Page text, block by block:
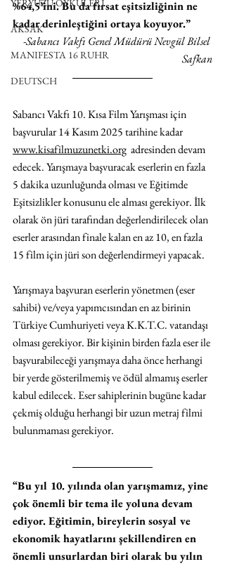
YERYÜZÜ ÖYKÜLERİ
AKSAK
MANIFESTA 16 RUHR
DEUTSCH
%64,5’ini. Bu da fırsat eşitsizliğinin ne
kadar derinleştiğini ortaya koyuyor.”
-Sabancı Vakfı Genel Müdürü Nevgül Bilsel
Safkan
Sabancı Vakfı 10. Kısa Film Yarışması için
başvurular 14 Kasım 2025 tarihine kadar
www.kisafilmuzunetki.org adresinden devam
edecek. Yarışmaya başvuracak eserlerin en fazla
5 dakika uzunluğunda olması ve Eğitimde
Eşitsizlikler konusunu ele alması gerekiyor. İlk
olarak ön jüri tarafından değerlendirilecek olan
eserler arasından finale kalan en az 10, en fazla
15 film için jüri son değerlendirmeyi yapacak.
Yarışmaya başvuran eserlerin yönetmen (eser
sahibi) ve/veya yapımcısından en az birinin
Türkiye Cumhuriyeti veya K.K.T.C. vatandaşı
olması gerekiyor. Bir kişinin birden fazla eser ile
başvurabileceği yarışmaya daha önce herhangi
bir yerde gösterilmemiş ve ödül almamış eserler
kabul edilecek. Eser sahiplerinin bugüne kadar
çekmiş olduğu herhangi bir uzun metraj filmi
bulunmaması gerekiyor.
“Bu yıl 10. yılında olan yarışmamız, yine
çok önemli bir tema ile yoluna devam
ediyor. Eğitimin, bireylerin sosyal ve
ekonomik hayatlarını şekillendiren en
önemli unsurlardan biri olarak bu yılın